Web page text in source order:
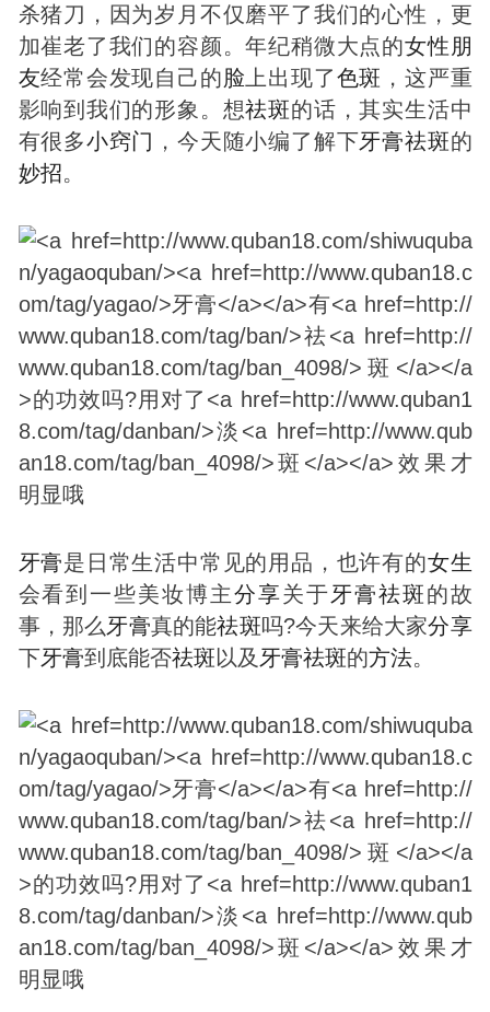
杀猪刀，因为岁月不仅磨平了我们的心性，更
加崔老了我们的容颜。年纪稍微大点的女性朋
友经常会发现自己的脸 上出现了色斑 ，这严重
影响到我们的形象。想祛斑的话，其实生活中
有很多小窍门 ，今天随小编了解下牙膏祛斑的
妙招。
牙膏是日常生活中常见的用品，也许有的女生
会看到一些美妆博主分享关于牙膏祛斑的故
事，那么牙膏真的能祛斑吗?今天来给大家分享
下牙膏到底能否祛斑以及 牙膏祛斑的方法。